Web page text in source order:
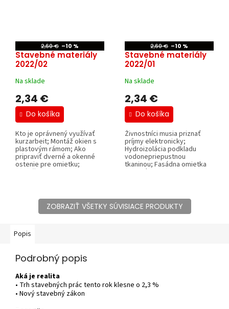
2,60 € –10 %
Stavebné materiály
2022/02
Na sklade
2,34 €
Do košíka
Kto je oprávnený využívať
kurzarbeit; Montáž okien s
plastovým rámom; Ako
pripraviť dverné a okenné
ostenie pre omietku;
Vystuženie...
2,60 € –10 %
Stavebné materiály
2022/01
Na sklade
2,34 €
Do košíka
Živnostníci musia priznať
príjmy elektronicky;
Hydroizolácia podkladu
vodonepriepustnou
tkaninou; Fasádna omietka
so vzhľadom mramoru;...
ZOBRAZIŤ VŠETKY SÚVISIACE PRODUKTY
Popis
Podrobný popis
Aká je realita
• Trh stavebných prác tento rok klesne o 2,3 %
• Nový stavebný zákon